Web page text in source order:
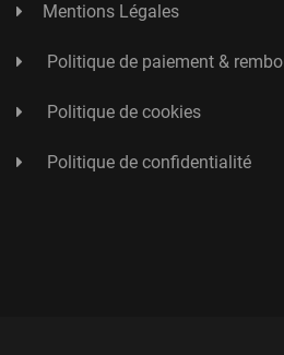
Mentions Légales
Politique de paiement &
Politique de cookies
Politique de confidentialité